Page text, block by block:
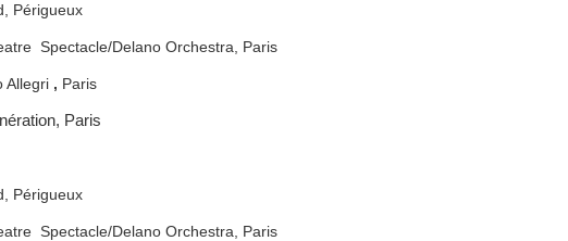
Périgueux
Spectacle/Delano Orchestra, Paris
Allegri , Paris
Paris
Périgueux
Spectacle/Delano Orchestra, Paris